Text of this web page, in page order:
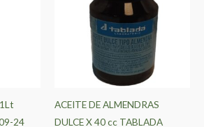
24
ACEITE DE ALMENDRAS
DULCE X 40 cc TABLADA